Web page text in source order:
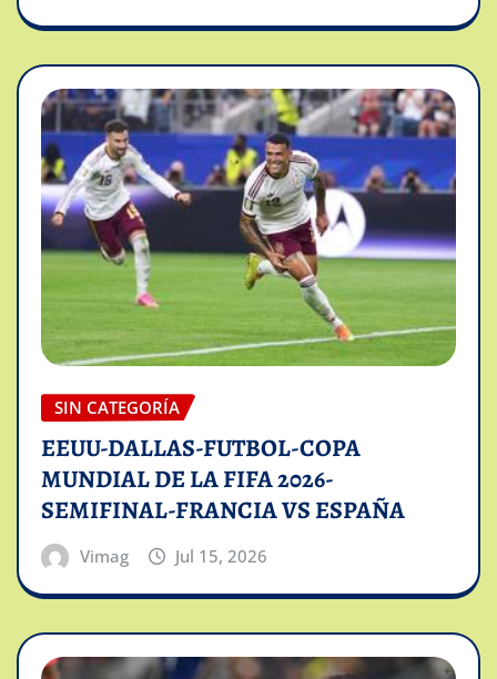
SIN CATEGORÍA
EEUU-DALLAS-FUTBOL-COPA
MUNDIAL DE LA FIFA 2026-
SEMIFINAL-FRANCIA VS ESPAÑA
Vimag Jul 15, 2026